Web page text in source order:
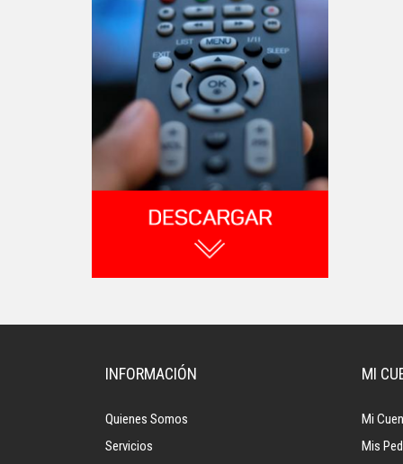
INFORMACIÓN
Quienes Somos
Servicios
MI
Mi
Mis